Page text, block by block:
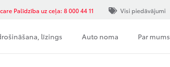
līzings Auto noma Par mums
Palīdzība uz ceļa: 8 000 44 11 Visi piedāvājumi